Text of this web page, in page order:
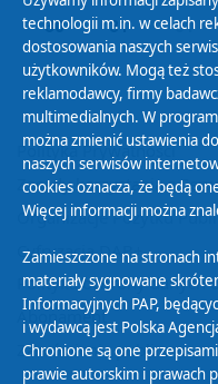
30 31 01
Polityka Prywatności
Zasady korzystania z
Organizacje Pożytku
Cyfryzacja DAB+
Polityka ochrony danych
Abonament
Zamówienia publiczne
technologii m.in. w celach
dostosowania naszych
użytkowników. Mogą też
reklamodawcy, firmy
multimedialnych. W
można zmienić ustawienia
naszych serwisów
cookies oznacza, że będą
Więcej informacji można
Zamieszczone na stronach
materiały sygnowane
Informacyjnych PAP,
i wydawcą jest Polska
Chronione są one
prawie autorskim i prawach